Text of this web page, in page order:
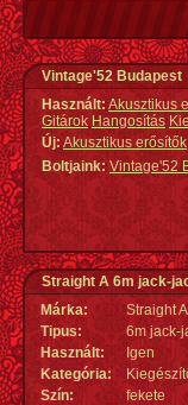
Vintage'52 Budapest
Használt: Akusztikus
Gitárok Hangosítás
Új:Akusztikus erősítők
Boltjaink: Vintage'52
Straight A 6m jack-
Márka:
Straight A
Tipus:
6m jack-
Használt:
Igen
Kategória:
Szín:
fekete